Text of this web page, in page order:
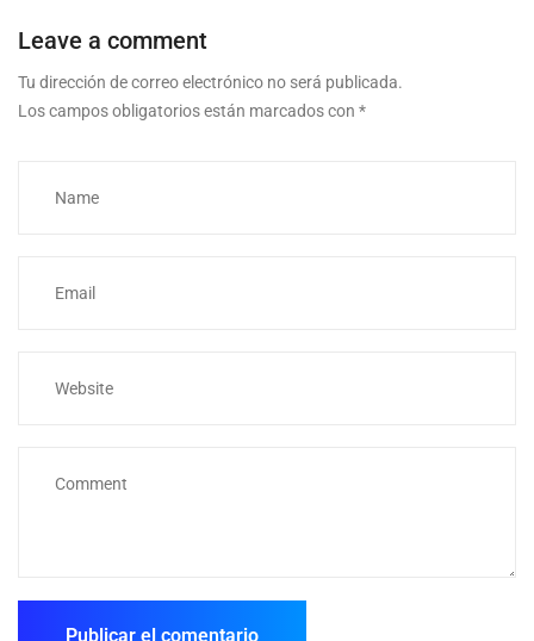
Leave a comment
Tu dirección de correo electrónico no será publicada.
Los campos obligatorios están marcados con *